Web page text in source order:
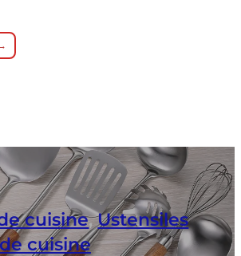
cuisine,Ustensiles
cuisine